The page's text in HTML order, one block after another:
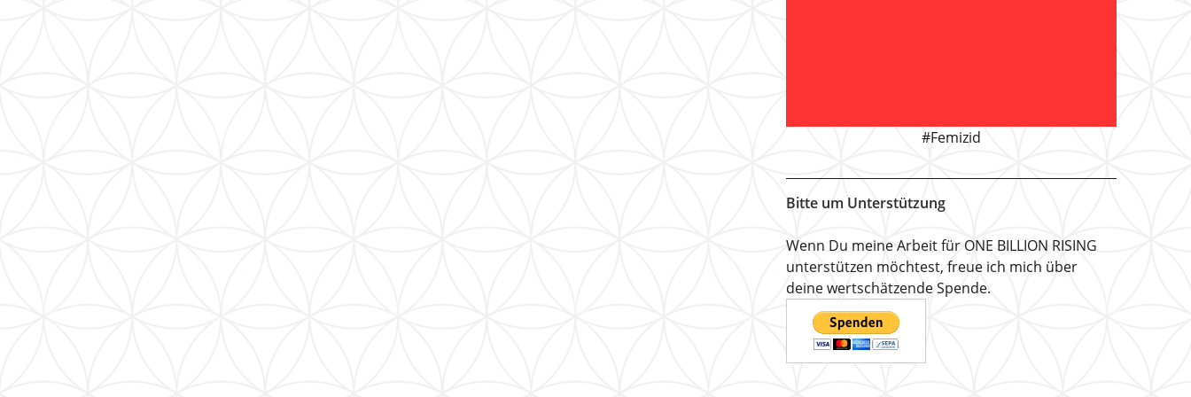
#Femizid
Bitte um Unterstützung
Wenn Du meine Arbeit für ONE BILLION RISING
unterstützen möchtest, freue ich mich über
deine wertschätzende Spende.